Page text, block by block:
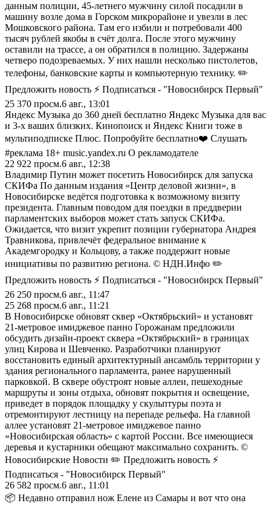
данным полиции, 45-летнего мужчину силой посадили в
машину возле дома в Горском микрорайоне и увезли в лес
Мошковского района. Там его избили и потребовали 400
тысяч рублей якобы в счёт долга. После этого мужчину
оставили на трассе, а он обратился в полицию. Задержаны
четверо подозреваемых. У них нашли несколько пистолетов,
телефоны, банковские карты и компьютерную технику. ✏️
Предложить новость ⚡ Подписаться - "Новосибирск Первый"
25 370 просм.6 авг., 13:01
Яндекс Музыка до 360 дней бесплатно Яндекс Музыка для вас
и 3-х ваших близких. Кинопоиск и Яндекс Книги тоже в
мультиподписке Плюс. Попробуйте бесплатно❤️ Слушать
#реклама 18+ music.yandex.ru О рекламодателе
22 922 просм.6 авг., 12:38
Владимир Путин может посетить Новосибирск для запуска
СКИФа По данным издания «Центр деловой жизни», в
Новосибирске ведётся подготовка к возможному визиту
президента. Главным поводом для поездки в преддверии
парламентских выборов может стать запуск СКИФа.
Ожидается, что визит укрепит позиции губернатора Андрея
Травникова, привлечёт федеральное внимание к
Академгородку и Кольцову, а также поддержит новые
инициативы по развитию региона. © НДН.Инфо ✏️
Предложить новость ⚡ Подписаться - "Новосибирск Первый"
26 250 просм.6 авг., 11:47
25 268 просм.6 авг., 11:21
В Новосибирске обновят сквер «Октябрьский» и установят
21-метровое имиджевое панно Горожанам предложили
обсудить дизайн-проект сквера «Октябрьский» в границах
улиц Кирова и Шевченко. Разработчики планируют
восстановить единый архитектурный ансамбль территории у
здания регионального парламента, ранее нарушенный
парковкой. В сквере обустроят новые аллеи, пешеходные
маршруты и зоны отдыха, обновят покрытия и освещение,
приведeт в порядок площадку у скульптуры поэта и
отремонтируют лестницу на перепаде рельефа. На главной
аллее установят 21-метровое имиджевое панно
«Новосибирская область» с картой России. Все имеющиеся
деревья и кустарники обещают максимально сохранить. ©
Новосибирские Новости ✏️ Предложить новость ⚡
Подписаться - "Новосибирск Первый"
26 582 просм.6 авг., 11:01
📦 Недавно отправил нож Елене из Самары и вот что она